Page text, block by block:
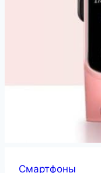
Смартфоны